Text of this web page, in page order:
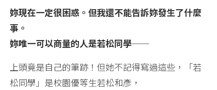
妳現在一定很困惑。但我還不能告訴妳發生了什麼
事。
妳唯一可以商量的人是若松同學──
上頭竟是自己的筆跡！但她不記得寫過這些，「若
松同學」是校園優等生若松和彥，